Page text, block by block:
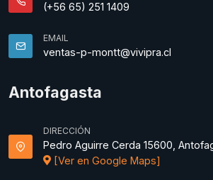
(+56 65) 251 1409
EMAIL
ventas-p-montt@vivipra.cl
Antofagasta
DIRECCIÓN
Pedro Aguirre Cerda 15600,
[Ver en Google Maps]